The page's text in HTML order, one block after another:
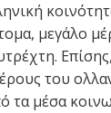
μεγάλο
του
τα μέσα